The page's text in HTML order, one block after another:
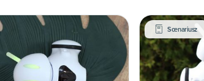
Scenariusz